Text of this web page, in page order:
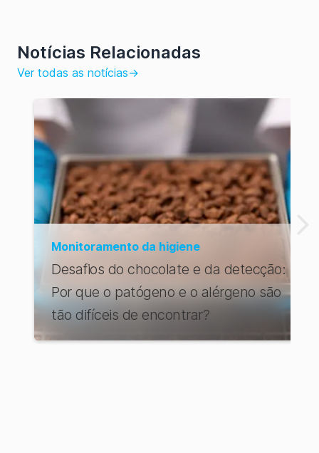
Notícias Relacionadas
Ver todas as notícias→
Monitoramento da higiene
Desafios do chocolate e da detecção:
Por que o patógeno e o alérgeno são
tão difíceis de encontrar?